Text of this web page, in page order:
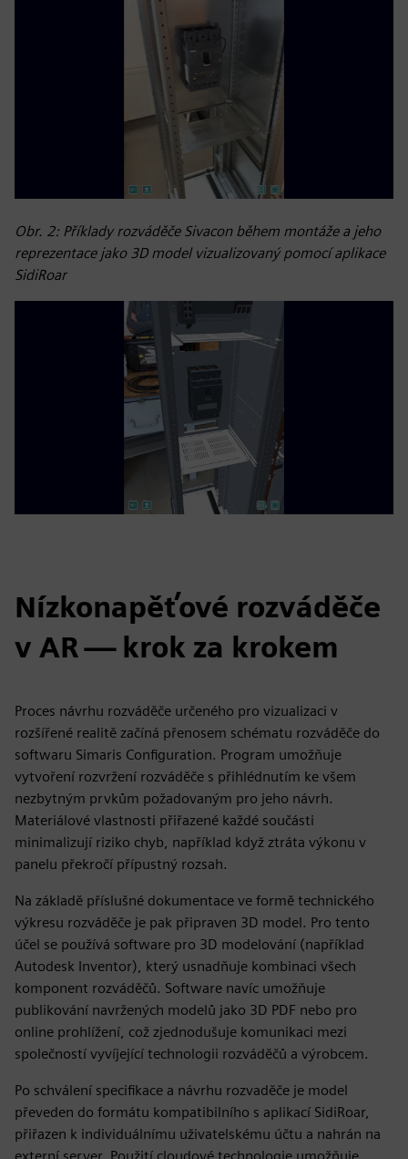
Obr. 2: Příklady rozváděče Sivacon během montáže a jeho
reprezentace jako 3D model vizualizovaný pomocí aplikace
SidiRoar
Nízkonapěťové rozváděče
v AR — krok za krokem
Proces návrhu rozváděče určeného pro vizualizaci v
rozšířené realitě začíná přenosem schématu rozváděče do
softwaru Simaris Configuration. Program umožňuje
vytvoření rozvržení rozváděče s přihlédnutím ke všem
nezbytným prvkům požadovaným pro jeho návrh.
Materiálové vlastnosti přiřazené každé součásti
minimalizují riziko chyb, například když ztráta výkonu v
panelu překročí přípustný rozsah.
Na základě příslušné dokumentace ve formě technického
výkresu rozváděče je pak připraven 3D model. Pro tento
účel se používá software pro 3D modelování (například
Autodesk Inventor), který usnadňuje kombinaci všech
komponent rozváděčů. Software navíc umožňuje
publikování navržených modelů jako 3D PDF nebo pro
online prohlížení, což zjednodušuje komunikaci mezi
společností vyvíjející technologii rozváděčů a výrobcem.
Po schválení specifikace a návrhu rozvaděče je model
převeden do formátu kompatibilního s aplikací SidiRoar,
přiřazen k individuálnímu uživatelskému účtu a nahrán na